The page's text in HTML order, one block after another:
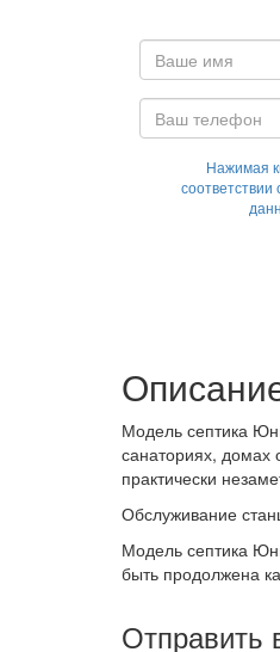
Нажимая
Модель септика
санаториях, домах
практически
Обслуживание
Модель септика
быть продолжена
Отправить